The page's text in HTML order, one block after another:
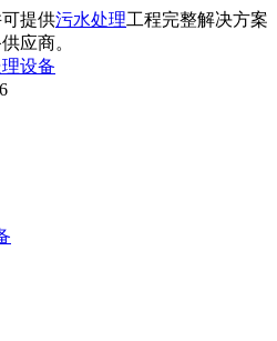
提供污水处理工程完整解决方案
应商。